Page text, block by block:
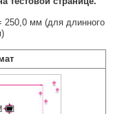
мм (для длинного